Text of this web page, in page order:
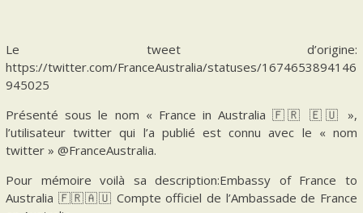
Le tweet d’origine:
https://twitter.com/FranceAustralia/statuses/1674653894146
945025
Présenté sous le nom « France in Australia 🇫🇷 🇪🇺 »,
l’utilisateur twitter qui l’a publié est connu avec le « nom
twitter » @FranceAustralia.
Pour mémoire voilà sa description:Embassy of France to
Australia 🇫🇷🇦🇺 Compte officiel de l’Ambassade de France